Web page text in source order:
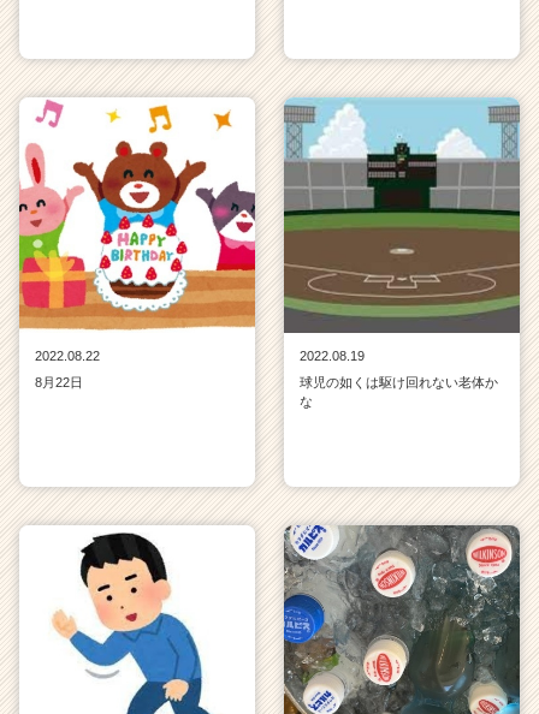
2022.08.22
8月22日
2022.08.19
球児の如くは駆け回れない老体か
な